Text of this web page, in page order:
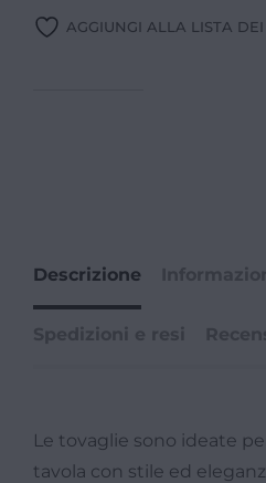
AGGIUNGI ALLA LISTA
Descrizione
Le tovaglie sono ideate
tavola con stile ed